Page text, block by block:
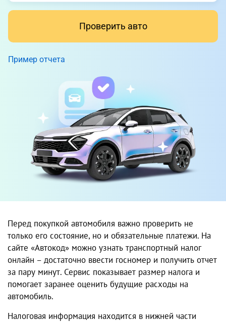
Проверить авто
Пример отчета
Перед покупкой автомобиля важно проверить не
только его состояние, но и обязательные платежи. На
сайте «Автокод» можно узнать транспортный налог
онлайн – достаточно ввести госномер и получить отчет
за пару минут. Сервис показывает размер налога и
помогает заранее оценить будущие расходы на
автомобиль.
Налоговая информация находится в нижней части